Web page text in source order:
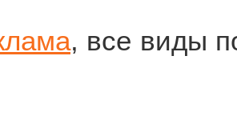
, все виды